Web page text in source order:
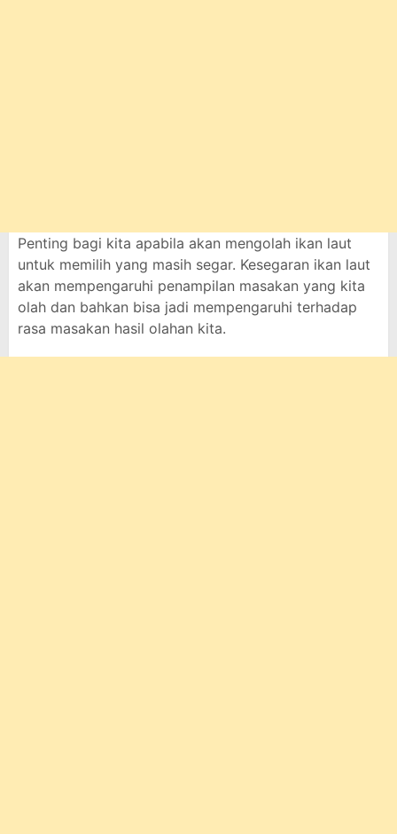
Penting bagi kita apabila akan mengolah ikan laut
untuk memilih yang masih segar. Kesegaran ikan laut
akan mempengaruhi penampilan masakan yang kita
olah dan bahkan bisa jadi mempengaruhi terhadap
rasa masakan hasil olahan kita.